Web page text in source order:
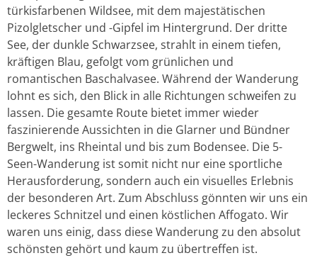
türkisfarbenen Wildsee, mit dem majestätischen
Pizolgletscher und -Gipfel im Hintergrund. Der dritte
See, der dunkle Schwarzsee, strahlt in einem tiefen,
kräftigen Blau, gefolgt vom grünlichen und
romantischen Baschalvasee. Während der Wanderung
lohnt es sich, den Blick in alle Richtungen schweifen zu
lassen. Die gesamte Route bietet immer wieder
faszinierende Aussichten in die Glarner und Bündner
Bergwelt, ins Rheintal und bis zum Bodensee. Die 5-
Seen-Wanderung ist somit nicht nur eine sportliche
Herausforderung, sondern auch ein visuelles Erlebnis
der besonderen Art. Zum Abschluss gönnten wir uns ein
leckeres Schnitzel und einen köstlichen Affogato. Wir
waren uns einig, dass diese Wanderung zu den absolut
schönsten gehört und kaum zu übertreffen ist.